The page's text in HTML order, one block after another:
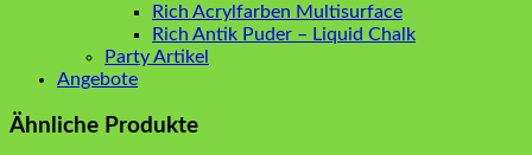
Rich Acrylfarben Multisurface
Rich Antik Puder – Liquid Chalk
Party Artikel
Angebote
Ähnliche Produkte